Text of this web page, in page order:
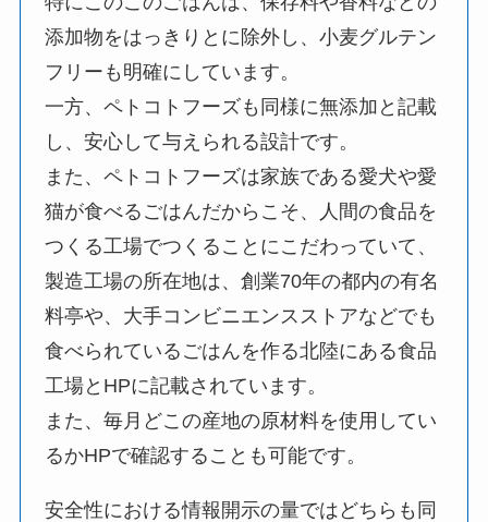
添加物をはっきりとに除外し、小麦グルテン
フリーも明確にしています。
一方、ペトコトフーズも同様に無添加と記載
し、安心して与えられる設計です。
また、ペトコトフーズは家族である愛犬や愛
猫が食べるごはんだからこそ、人間の食品を
つくる工場でつくることにこだわっていて、
製造工場の所在地は、創業70年の都内の有名
料亭や、大手コンビニエンスストアなどでも
食べられているごはんを作る北陸にある食品
工場とHPに記載されています。
また、毎月どこの産地の原材料を使用してい
るかHPで確認することも可能です。
安全性における情報開示の量ではどちらも同